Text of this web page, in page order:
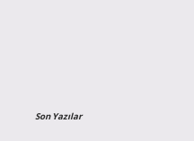
Son Yazılar